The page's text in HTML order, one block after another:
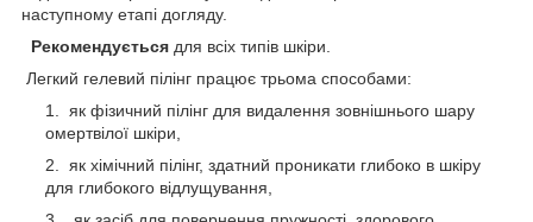
наступному етапі догляду.
Рекомендується для всіх типів шкіри.
Легкий гелевий пілінг працює трьома способами:
як фізичний пілінг для видалення зовнішнього шару
омертвілої шкіри,
як хімічний пілінг, здатний проникати глибоко в шкіру
для глибокого відлущування,